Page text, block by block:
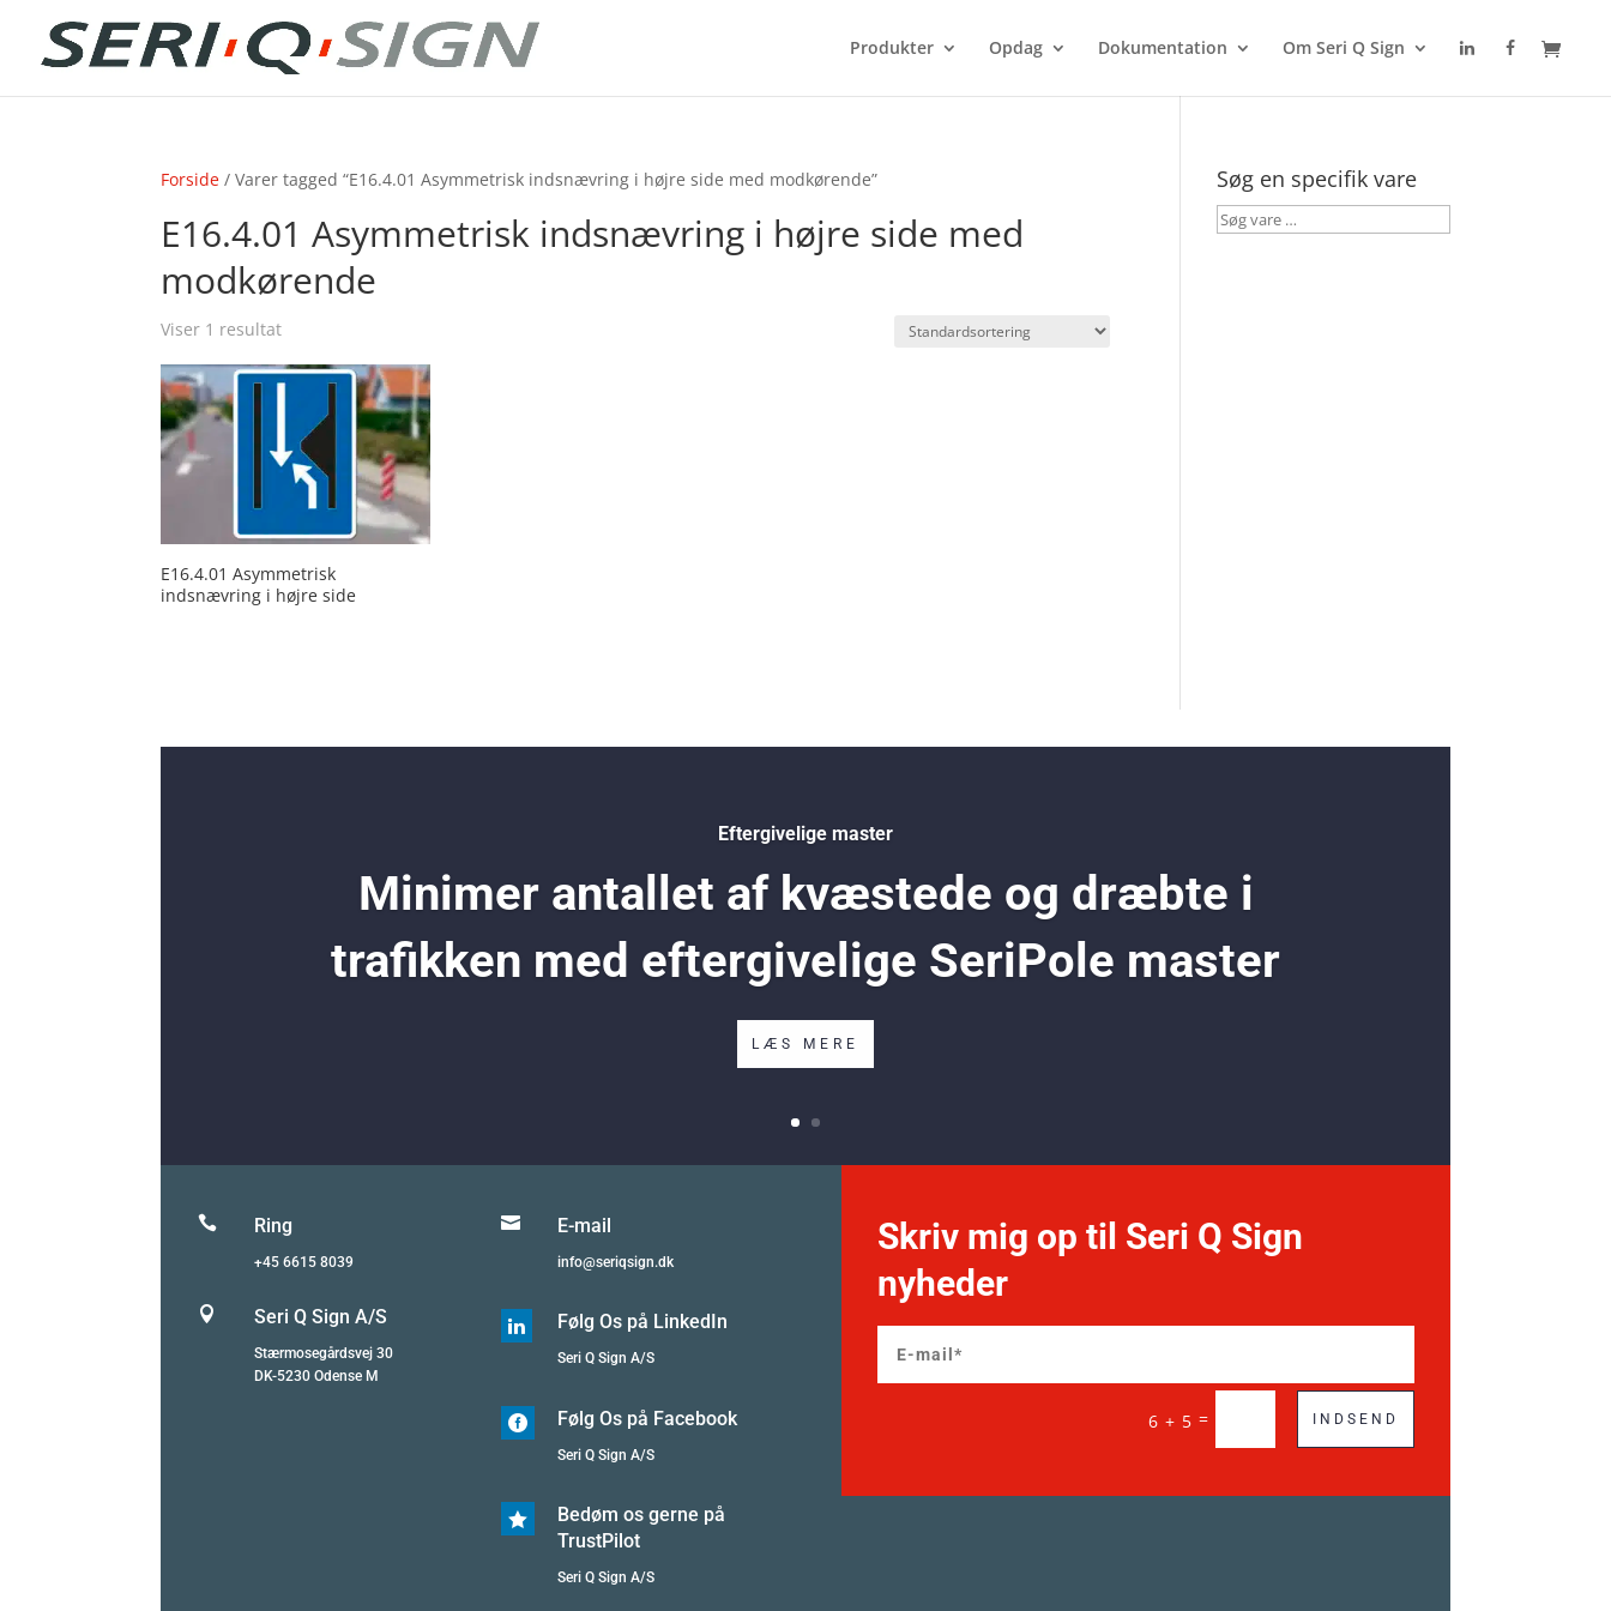
Produkter Opdag Dokumentation Om Seri Q Sign
Forside / Varer tagged “E16.4.01 Asymmetrisk indsnævring i højre side med modkørende”
E16.4.01 Asymmetrisk indsnævring i højre side med
modkørende
Viser 1 resultat
E16.4.01 Asymmetrisk
indsnævring i højre side
Søg en specifik vare
Søg
Eftergivelige master
Minimer antallet af kvæstede og dræbte i
trafikken med eftergivelige SeriPole master
LÆS MERE
 Ring
+45 6615 8039
 Seri Q Sign A/S
Stærmosegårdsvej 30
DK-5230 Odense M
 E-mail
info@seriqsign.dk
 Følg Os på LinkedIn
Seri Q Sign A/S
 Følg Os på Facebook
Seri Q Sign A/S

Bedøm os gerne på
TrustPilot
Seri Q Sign A/S
Skriv mig op til Seri Q Sign
nyheder
6 + 5 = INDSEND